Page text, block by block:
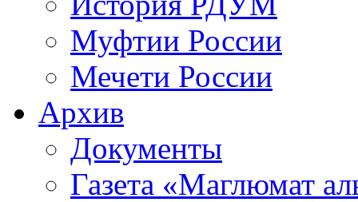
Муфтии России
Мечети России
Архив
Документы
Газета «Маглюмат